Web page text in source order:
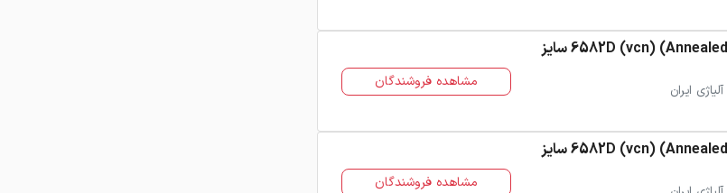
میلگرد آلیاژی (Annealed) (vcn) 6582D سایز
مشاهده فروشندگان
میلگرد آلیاژی (Annealed) (vcn) 6582D سایز
مشاهده فروشندگان